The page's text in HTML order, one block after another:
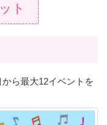
ト
ら最大12イベントを